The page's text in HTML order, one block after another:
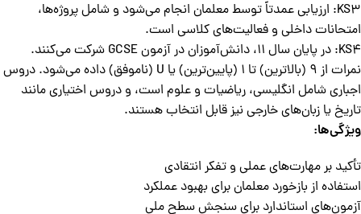
KS3: ارزیابی عمدتاً توسط معلمان انجام می‌شود و شامل پروژه‌ها،
امتحانات داخلی و فعالیت‌های کلاسی است.
KS4: در پایان سال 11، دانش‌آموزان در آزمون GCSE شرکت می‌کنند.
نمرات از 9 (بالاترین) تا 1 (پایین‌ترین) یا U (ناموفق) داده می‌شود. دروس
اجباری شامل انگلیسی، ریاضیات و علوم است، و دروس اختیاری مانند
تاریخ یا زبان‌های خارجی نیز قابل انتخاب هستند.
ویژگی‌ها:
تأکید بر مهارت‌های عملی و تفکر انتقادی
استفاده از بازخورد معلمان برای بهبود عملکرد
آزمون‌های استاندارد برای سنجش سطح ملی